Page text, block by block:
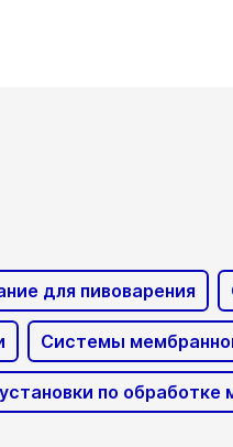
для пивоварения
Системы
по